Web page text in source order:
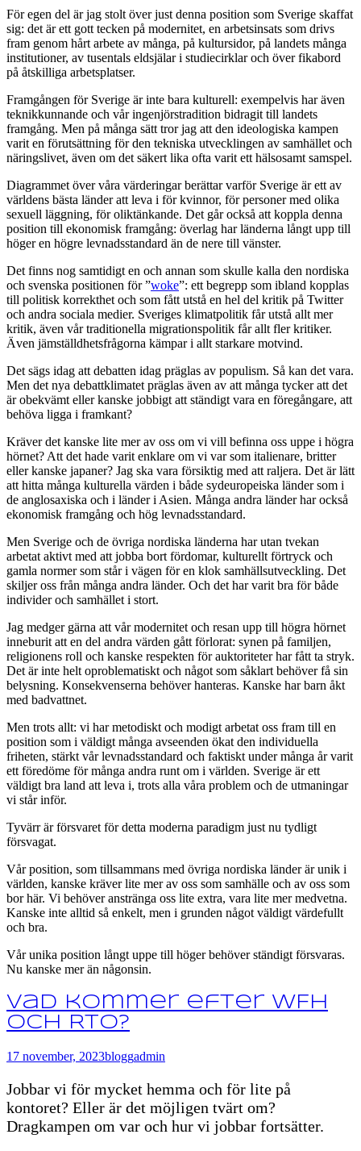
För egen del är jag stolt över just denna position som Sverige skaffat
sig: det är ett gott tecken på modernitet, en arbetsinsats som drivs
fram genom hårt arbete av många, på kultursidor, på landets många
institutioner, av tusentals eldsjälar i studiecirklar och över fikabord
på åtskilliga arbetsplatser.
Framgången för Sverige är inte bara kulturell: exempelvis har även
teknikkunnande och vår ingenjörstradition bidragit till landets
framgång. Men på många sätt tror jag att den ideologiska kampen
varit en förutsättning för den tekniska utvecklingen av samhället och
näringslivet, även om det säkert lika ofta varit ett hälsosamt samspel.
Diagrammet över våra värderingar berättar varför Sverige är ett av
världens bästa länder att leva i för kvinnor, för personer med olika
sexuell läggning, för oliktänkande. Det går också att koppla denna
position till ekonomisk framgång: överlag har länderna långt upp till
höger en högre levnadsstandard än de nere till vänster.
Det finns nog samtidigt en och annan som skulle kalla den nordiska
och svenska positionen för ”woke”: ett begrepp som ibland kopplas
till politisk korrekthet och som fått utstå en hel del kritik på Twitter
och andra sociala medier. Sveriges klimatpolitik får utstå allt mer
kritik, även vår traditionella migrationspolitik får allt fler kritiker.
Även jämställdhetsfrågorna kämpar i allt starkare motvind.
Det sägs idag att debatten idag präglas av populism. Så kan det vara.
Men det nya debattklimatet präglas även av att många tycker att det
är obekvämt eller kanske jobbigt att ständigt vara en föregångare, att
behöva ligga i framkant?
Kräver det kanske lite mer av oss om vi vill befinna oss uppe i högra
hörnet? Att det hade varit enklare om vi var som italienare, britter
eller kanske japaner? Jag ska vara försiktig med att raljera. Det är lätt
att hitta många kulturella värden i både sydeuropeiska länder som i
de anglosaxiska och i länder i Asien. Många andra länder har också
ekonomisk framgång och hög levnadsstandard.
Men Sverige och de övriga nordiska länderna har utan tvekan
arbetat aktivt med att jobba bort fördomar, kulturellt förtryck och
gamla normer som står i vägen för en klok samhällsutveckling. Det
skiljer oss från många andra länder. Och det har varit bra för både
individer och samhället i stort.
Jag medger gärna att vår modernitet och resan upp till högra hörnet
inneburit att en del andra värden gått förlorat: synen på familjen,
religionens roll och kanske respekten för auktoriteter har fått ta stryk.
Det är inte helt oproblematiskt och något som såklart behöver få sin
belysning. Konsekvenserna behöver hanteras. Kanske har barn åkt
med badvattnet.
Men trots allt: vi har metodiskt och modigt arbetat oss fram till en
position som i väldigt många avseenden ökat den individuella
friheten, stärkt vår levnadsstandard och faktiskt under många år varit
ett föredöme för många andra runt om i världen. Sverige är ett
väldigt bra land att leva i, trots alla våra problem och de utmaningar
vi står inför.
Tyvärr är försvaret för detta moderna paradigm just nu tydligt
försvagat.
Vår position, som tillsammans med övriga nordiska länder är unik i
världen, kanske kräver lite mer av oss som samhälle och av oss som
bor här. Vi behöver anstränga oss lite extra, vara lite mer medvetna.
Kanske inte alltid så enkelt, men i grunden något väldigt värdefullt
och bra.
Vår unika position långt uppe till höger behöver ständigt försvaras.
Nu kanske mer än någonsin.
Vad kommer efter WFH
och RTO?
17 november, 2023bloggadmin
Jobbar vi för mycket hemma och för lite på
kontoret? Eller är det möjligen tvärt om?
Dragkampen om var och hur vi jobbar fortsätter.